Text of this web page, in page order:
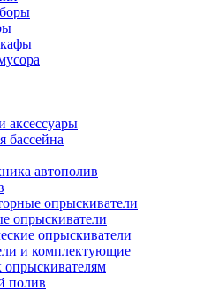
аксессуары
бассейна
автополив
опрыскиватели
опрыскиватели
опрыскиватели
и комплектующие
опрыскивателям
полив